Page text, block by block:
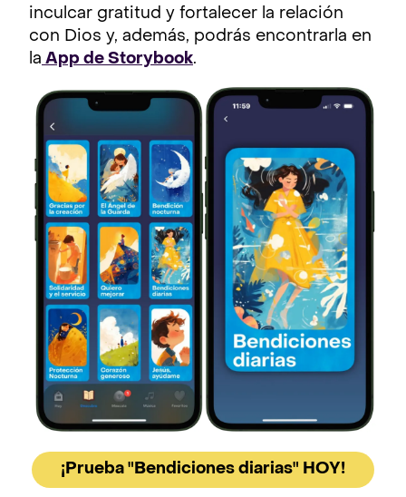
inculcar gratitud y fortalecer la relación
con Dios y, además, podrás encontrarla en
la App de Storybook.
¡Prueba "Bendiciones diarias" HOY!